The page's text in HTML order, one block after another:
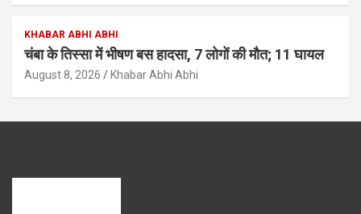
KHABAR ABHI ABHI
चंबा के तिस्सा में भीषण बस हादसा, 7 लोगों की मौत; 11 घायल
August 8, 2026 Khabar Abhi Abhi